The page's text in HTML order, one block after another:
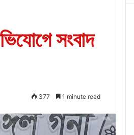
সংবাদ
377 1 minute read